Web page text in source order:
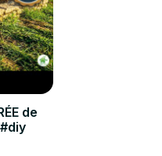
utile,
de